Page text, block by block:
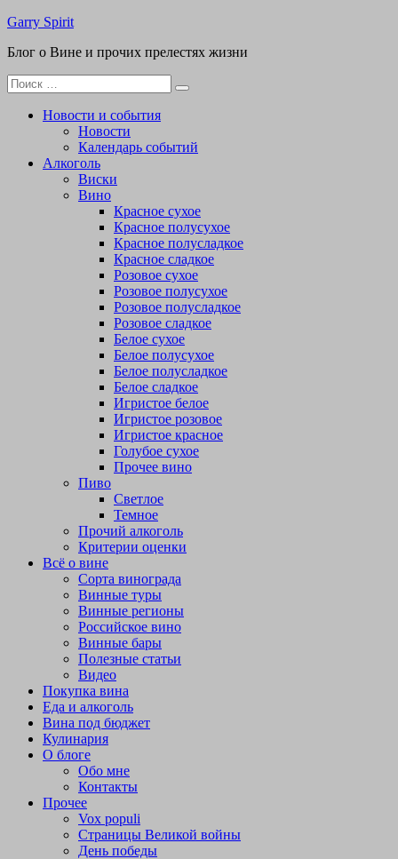
Перейти
содержимому
Garry Spirit
Блог о Вине и прочих прелестях жизни
Поиск
для:
Новости и события
Новости
Календарь событий
Алкоголь
Виски
Вино
Красное сухое
Красное полусухое
Красное полусладкое
Красное сладкое
Розовое сухое
Розовое полусухое
Розовое полусладкое
Розовое сладкое
Белое сухое
Белое полусухое
Белое полусладкое
Белое сладкое
Игристое белое
Игристое розовое
Игристое красное
Голубое сухое
Прочее вино
Пиво
Светлое
Темное
Прочий алкоголь
Критерии оценки
Всё о вине
Сорта винограда
Винные туры
Винные регионы
Российское вино
Винные бары
Полезные статьи
Видео
Покупка вина
Еда и алкоголь
Вина под бюджет
Кулинария
О блоге
Обо мне
Контакты
Прочее
Vox populi
Страницы Великой войны
День победы